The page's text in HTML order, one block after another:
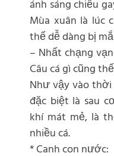
ánh sáng chiếu
Mùa xuân là lúc
thế dễ dàng bị
– Nhất chạng
Câu cá gì cũng
Như vậy vào
đặc biệt là sau
khí mát mẻ, là
nhiều cá.
* Canh con nước: